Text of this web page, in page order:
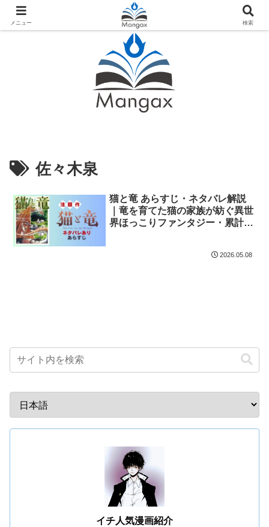
人気おすすめ漫画紹介ならMangax（マンガックス）
佐々木泉
猫と竜 あらすじ・ネタバレ解説
｜竜を育てた猫の家族が紡ぐ異世
界ほっこりファンタジー・累計
2026.05.08
イチ人気漫画紹介
メニュー 検索